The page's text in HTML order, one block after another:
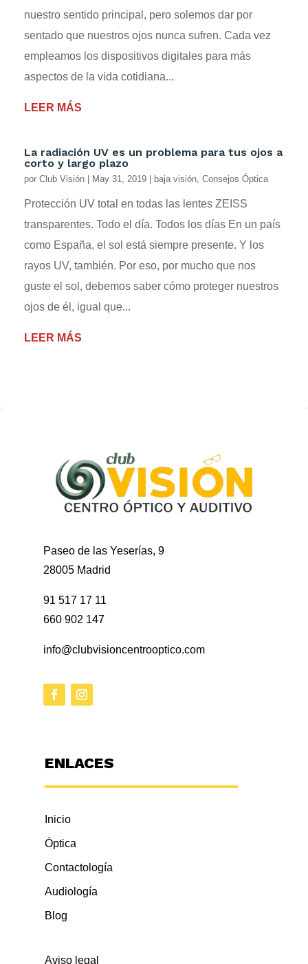
nuestro sentido principal, pero solemos dar por
sentado que nuestros ojos nunca sufren. Cada vez
empleamos los dispositivos digitales para más
aspectos de la vida cotidiana...
LEER MÁS
La radiación UV es un problema para tus ojos a
corto y largo plazo
por Club Visión May 31, 2019 baja visión Consejos Óptica
Protección UV total en todas las lentes ZEISS
transparentes. Todo el día. Todos los días En un país
como España, el sol está siempre presente. Y los
rayos UV, también. Por eso, por mucho que nos
guste el sol, debemos saber cómo proteger nuestros
ojos de él, igual que...
LEER MÁS
Paseo de las Yeserías, 9
28005 Madrid
91 517 17 11
660 902 147
info@clubvisioncentrooptico.com
ENLACES
Inicio
Óptica
Contactología
Audiología
Blog
Aviso legal